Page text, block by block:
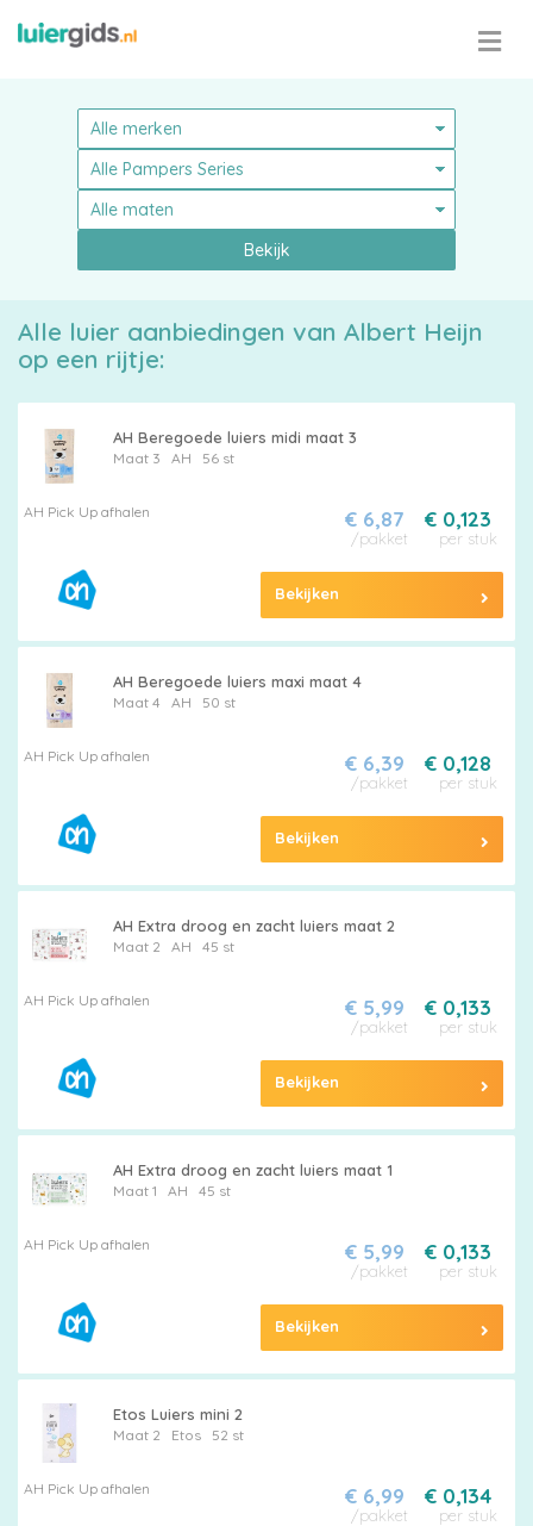
Pampers
Alle
luiers
Luierbroekjes
Billendoekjes
Maten
&
Series
vergelijken
Bekijk
Alle luier aanbiedingen van Albert Heijn
op een rijtje:
AH Beregoede luiers midi maat 3
Maat 3 AH 56 st
AH Pick Up afhalen € 0,123
per stuk
€ 6,87
/pakket
Bekijken
AH Beregoede luiers maxi maat 4
Maat 4 AH 50 st
AH Pick Up afhalen € 0,128
per stuk
€ 6,39
/pakket
Bekijken
AH Extra droog en zacht luiers maat 2
Maat 2 AH 45 st
AH Pick Up afhalen € 0,133
per stuk
€ 5,99
/pakket
Bekijken
AH Extra droog en zacht luiers maat 1
Maat 1 AH 45 st
AH Pick Up afhalen € 0,133
per stuk
€ 5,99
/pakket
Bekijken
Etos Luiers mini 2
Maat 2 Etos 52 st
AH Pick Up afhalen € 0,134
per stuk
€ 6,99
/pakket